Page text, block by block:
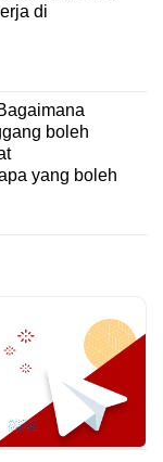
di
boleh
yang boleh